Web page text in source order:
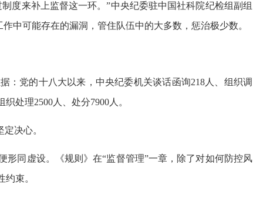
度来补上监督这一环。”中央纪委驻中国社科院纪检组副组
中可能存在的漏洞，管住队伍中的大多数，惩治极少数。
党的十八大以来，中央纪委机关谈话函询218人、组织调
处理2500人、处分7900人。
决心。
同虚设。《规则》在“监督管理”一章，除了对如何防控风
束。